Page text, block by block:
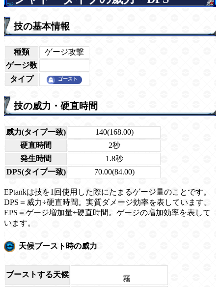
技の基本情報
種類
ゲージ攻撃
ゲージ数
タイプ
技の威力・硬直時間
威力(タイプ一致)
140(168.00)
硬直時間
2秒
発生時間
1.8秒
DPS(タイプ一致)
70.00(84.00)
EPtankは技を1回使用した際にたまるゲージ量のことです。
DPS＝威力÷硬直時間。実質ダメージ効率を表しています。
EPS＝ゲージ増加量÷硬直時間。ゲージの増加効率を表して
います。
天候ブースト時の威力
ブーストする天候
霧